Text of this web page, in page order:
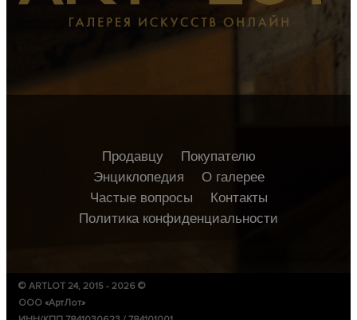
Продавцу
Покупателю
Энциклопедия
О галерее
Частые вопросы
Контакты
Политика конфиденциальности
© ARTLOT 24, 2015 - 2026 ©
ООО «АртЛот»